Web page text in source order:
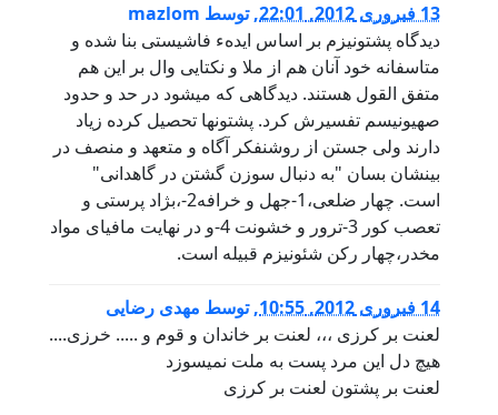
13 فبروری 2012, 22:01 ,توسط mazlom
دیدگاه پشتونیزم بر اساس ایدهء فاشیستی بنا شده و
متاسفانه خود آنان هم از ملا و نکتایی وال بر این هم
متفق القول هستند. دیدگاهی که میشود در حد و حدود
صهیونیسم تفسیرش کرد. پشتونها تحصیل کرده زیاد
دارند ولی جستن از روشنفکر آگاه و متعهد و منصف در
بینشان بسان "به دنبال سوزن گشتن در گاهدانی"
است. چهار ضلعی،1-جهل و خرافه2-،بژاد پرستی و
تعصب کور 3-ترور و خشونت 4-و در نهایت مافیای مواد
مخدر،چهار رکن شئونیزم قبیله است.
14 فبروری 2012, 10:55 ,توسط مهدی رضایی
لعنت بر کرزی ،،، لعنت بر خاندان و قوم و ..... خرزی....
هیچ دل این مرد پست به ملت نمیسوزد
لعنت بر پشتون لعنت بر کرزی